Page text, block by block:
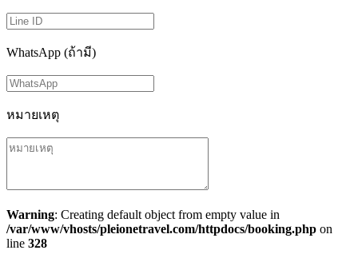
WhatsApp (ถ้ามี)
หมายเหตุ
Warning: Creating default object from empty value in
/var/www/vhosts/pleionetravel.com/httpdocs/booking.php on
line 328